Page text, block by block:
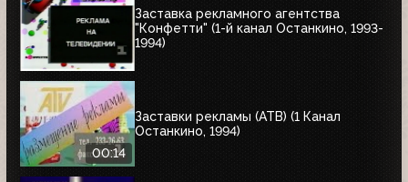
Заставка рекламного агентства
"Конфетти" (1-й канал Останкино, 1993-
1994)
00:14
Заставки рекламы (АТВ) (1 Канал
Останкино, 1994)